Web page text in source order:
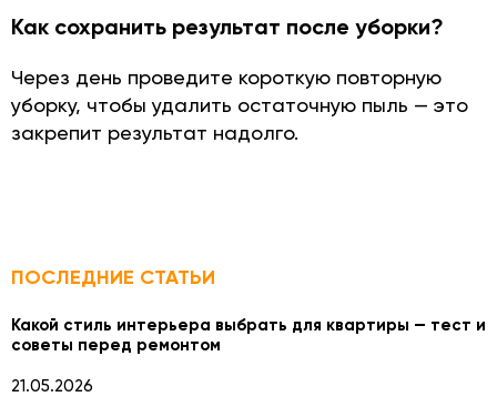
Как сохранить результат после уборки?
Через день проведите короткую повторную
уборку, чтобы удалить остаточную пыль — это
закрепит результат надолго.
ПОСЛЕДНИЕ СТАТЬИ
Какой стиль интерьера выбрать для квартиры — тест и
советы перед ремонтом
21.05.2026